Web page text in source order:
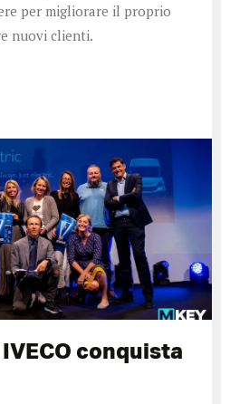
per migliorare il proprio
nuovi clienti.
conquista